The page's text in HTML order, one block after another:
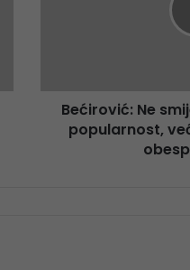
Bećirović: Ne
popularnost,